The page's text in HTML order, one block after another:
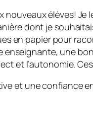
nouveaux élèves!
dont je
en papier pour
une
et l’autonomie.
et une confiance